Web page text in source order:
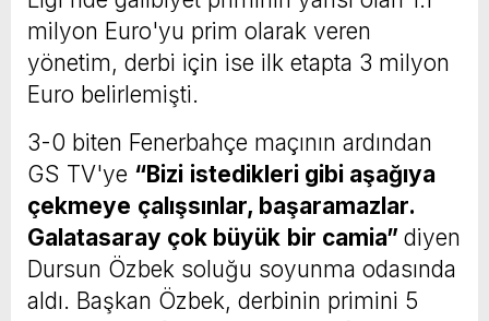
milyon Euro'yu prim olarak veren
yönetim, derbi için ise ilk etapta 3 milyon
Euro belirlemişti.
3-0 biten Fenerbahçe maçının ardından
GS TV'ye “Bizi istedikleri gibi aşağıya
çekmeye çalışsınlar, başaramazlar.
Galatasaray çok büyük bir camia” diyen
Dursun Özbek soluğu soyunma odasında
aldı. Başkan Özbek, derbinin primini 5